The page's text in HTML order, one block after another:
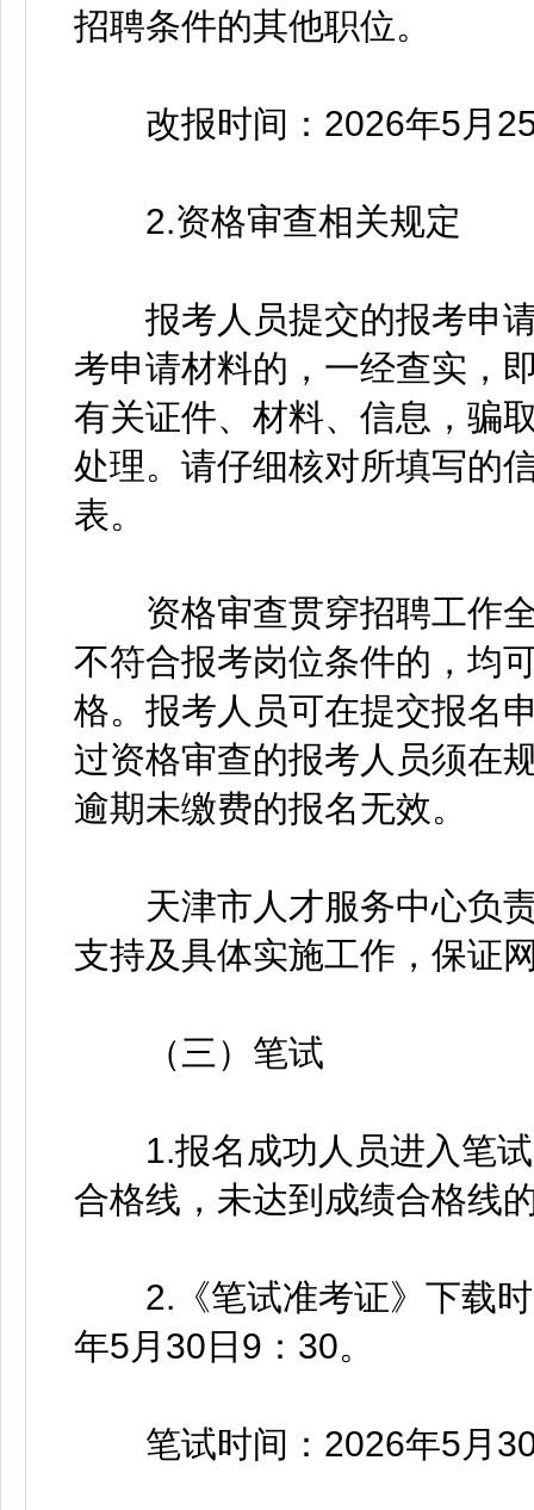
招聘条件的其他职位。
改报时间：2026年5月25
2.资格审查相关规定
报考人员提交的报考申请
考申请材料的，一经查实，
有关证件、材料、信息，骗
处理。请仔细核对所填写的
表。
资格审查贯穿招聘工作全
不符合报考岗位条件的，均
格。报考人员可在提交报名
过资格审查的报考人员须在
逾期未缴费的报名无效。
天津市人才服务中心负责
支持及具体实施工作，保证
（三）笔试
1.报名成功人员进入笔试
合格线，未达到成绩合格线
2.《笔试准考证》下载时
年5月30日9：30。
笔试时间：2026年5月30